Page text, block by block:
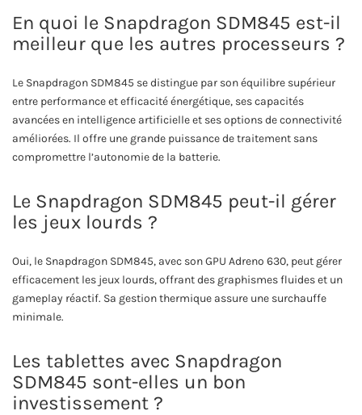
En quoi le Snapdragon SDM845 est-il
meilleur que les autres processeurs ?
Le Snapdragon SDM845 se distingue par son équilibre supérieur
entre performance et efficacité énergétique, ses capacités
avancées en intelligence artificielle et ses options de connectivité
améliorées. Il offre une grande puissance de traitement sans
compromettre l’autonomie de la batterie.
Le Snapdragon SDM845 peut-il gérer
les jeux lourds ?
Oui, le Snapdragon SDM845, avec son GPU Adreno 630, peut gérer
efficacement les jeux lourds, offrant des graphismes fluides et un
gameplay réactif. Sa gestion thermique assure une surchauffe
minimale.
Les tablettes avec Snapdragon
SDM845 sont-elles un bon
investissement ?